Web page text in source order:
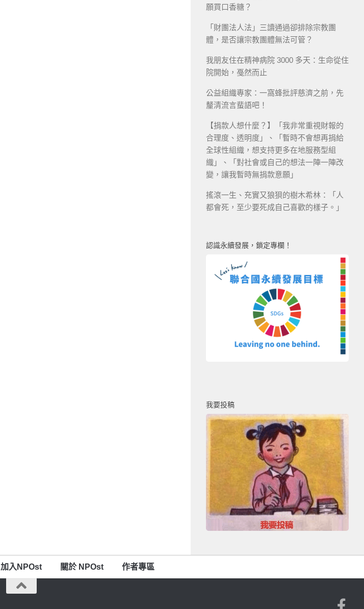
願買口香糖？
「財團法人法」三讀通過卻排除宗教團
體，是否讓宗教團體無法可管？
我朋友住在精神病院 3000 多天：生命從住
院開始，戞然而止
公益組織專家：一窩蜂批評慈濟之前，先
釐清流言蜚語吧！
【捐款人想什麼？】「我非常重視財報的
合理度、透明度」、「暫時不會想再捐給
全球性組織，想支持更多在地服務型組
織」、「對社會或自己的想法一陣一陣改
變，讓我暫時無捐款意願」
搖滾一生、充實又狼狽的樹木希林：「人
都會死，至少要死成自己喜歡的樣子。」
認識永續發展，鎖定專欄！
我要投稿
加入NPOst 關於 NPOst 作者專區